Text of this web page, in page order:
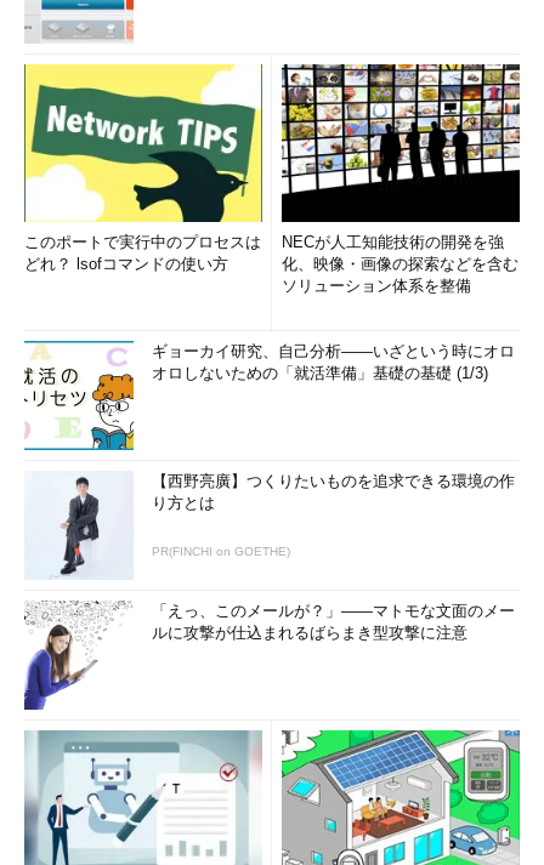
このポートで実行中のプロセスは
どれ？ lsofコマンドの使い方
NECが人工知能技術の開発を強
化、映像・画像の探索などを含む
ソリューション体系を整備
ギョーカイ研究、自己分析――いざという時にオロ
オロしないための「就活準備」基礎の基礎 (1/3)
【西野亮廣】つくりたいものを追求できる環境の作
り方とは
PR(FINCHI on GOETHE)
「えっ、このメールが？」――マトモな文面のメー
ルに攻撃が仕込まれるばらまき型攻撃に注意